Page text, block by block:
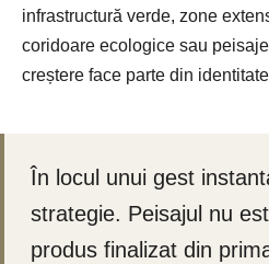
infrastructură verde, zone
coridoare ecologice sau
creștere face parte din
În locul unui gest
strategie. Peisajul nu
produs finalizat din